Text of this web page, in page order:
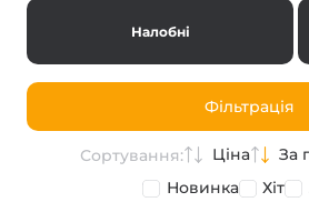
Налобні
Фільтрація
Сортування: Ціна
За
Новинка
Хіт